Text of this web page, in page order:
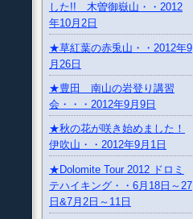
した!! 木曽御嶽山・・2012
年10月2日
★草紅葉の赤兎山・・2012年9
月26日
★豊田 南山の岩登り講習
会・・・2012年9月9日
★秋の花が咲き始めました！
伊吹山・・2012年9月1日
★Dolomite Tour 2012 ドロミ
テハイキング・・6月18日～27
日&7月2日～11日